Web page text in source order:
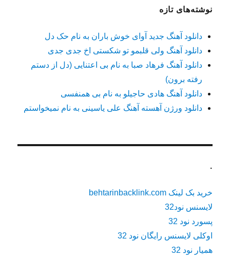
نوشته‌های تازه
دانلود آهنگ جدید آوای خوش باران به نام حک دل
دانلود آهنگ ولی قلبمو تو شکستی اخ جدی جدی
دانلود آهنگ فرهاد صبا به نام بی اعتنایی (دل از دستم
رفته برون)
دانلود آهنگ هادی حاجیلو به نام بی همنفسی
دانلود ورژن آهسته آهنگ علی یاسینی به نام نمیخواستم
.
خرید بک لینک behtarinbacklink.com
لایسنس نود32
پسورد نود 32
اوکلی لایسنس رایگان نود 32
همیار نود 32